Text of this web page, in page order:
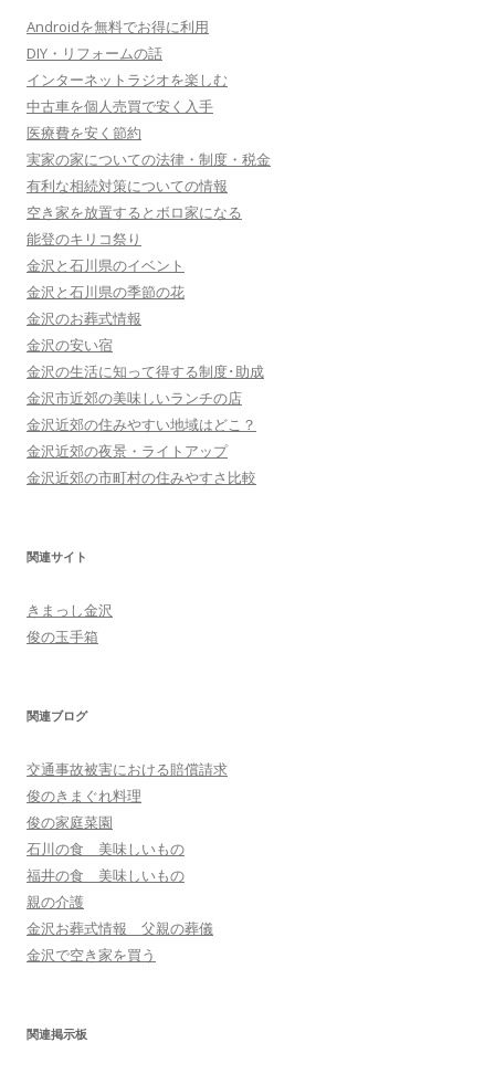
Androidを無料でお得に利用
DIY・リフォームの話
インターネットラジオを楽しむ
中古車を個人売買で安く入手
医療費を安く節約
実家の家についての法律・制度・税金
有利な相続対策についての情報
空き家を放置するとボロ家になる
能登のキリコ祭り
金沢と石川県のイベント
金沢と石川県の季節の花
金沢のお葬式情報
金沢の安い宿
金沢の生活に知って得する制度･助成
金沢市近郊の美味しいランチの店
金沢近郊の住みやすい地域はどこ？
金沢近郊の夜景・ライトアップ
金沢近郊の市町村の住みやすさ比較
関連サイト
きまっし金沢
俊の玉手箱
関連ブログ
交通事故被害における賠償請求
俊のきまぐれ料理
俊の家庭菜園
石川の食 美味しいもの
福井の食 美味しいもの
親の介護
金沢お葬式情報 父親の葬儀
金沢で空き家を買う
関連掲示板